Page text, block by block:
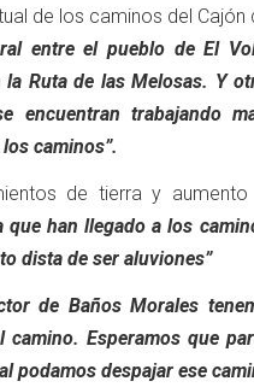
de los caminos del Cajón
entre el pueblo de El
Ruta de las Melosas. Y
encuentran trabajando
caminos”.
de tierra y
han llegado a los
dista de ser aluviones”
de Baños Morales
Esperamos que
podamos despajar ese